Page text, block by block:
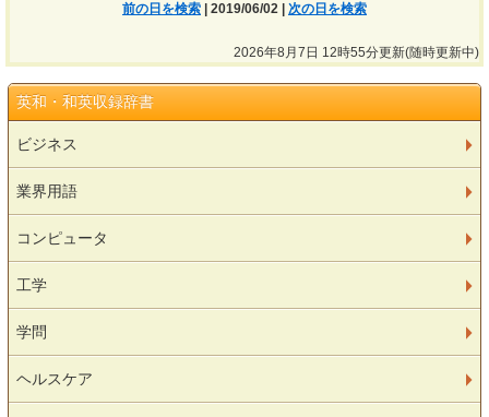
前の日を検索 | 2019/06/02 | 次の日を検索
2026年8月7日 12時55分更新(随時更新中)
英和・和英収録辞書
ビジネス
業界用語
コンピュータ
工学
学問
ヘルスケア